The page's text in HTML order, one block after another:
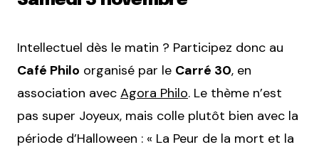
Intellectuel dès le matin ? Participez donc au
Café Philo organisé par le Carré 30, en
association avec Agora Philo. Le thème n’est
pas super Joyeux, mais colle plutôt bien avec la
période d’Halloween : « La Peur de la mort et la